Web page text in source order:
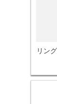
リン